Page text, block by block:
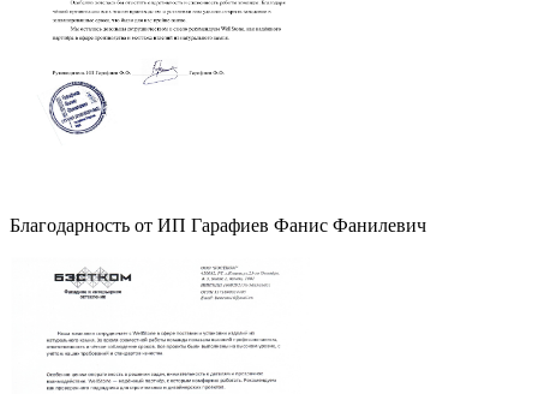
Благодарность от ИП Гарафиев Фанис Фанилевич